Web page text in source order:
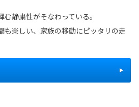
静粛性がそなわっている。
も楽しい、家族の移動にピッタリの走